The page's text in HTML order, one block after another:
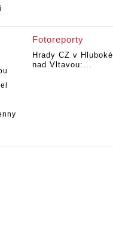
Fotoreporty
Hrady CZ v Hluboké
nad Vltavou:...